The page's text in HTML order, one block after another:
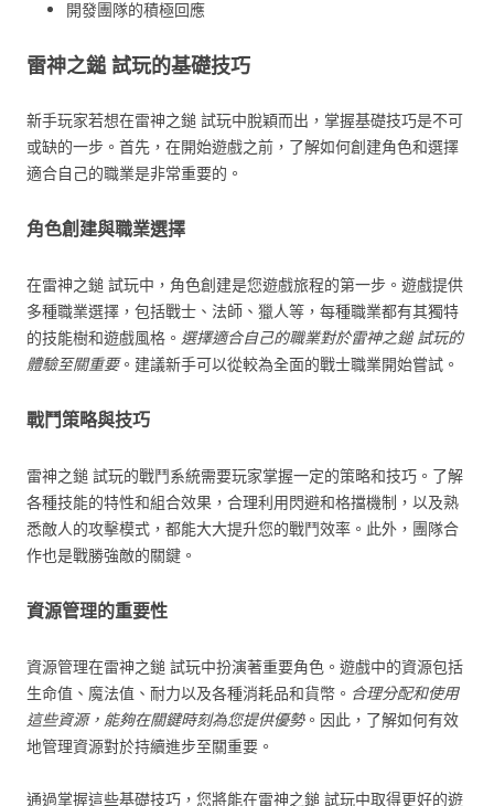
開發團隊的積極回應
雷神之鎚 試玩的基礎技巧
新手玩家若想在雷神之鎚 試玩中脫穎而出，掌握基礎技巧是不可
或缺的一步。首先，在開始遊戲之前，了解如何創建角色和選擇
適合自己的職業是非常重要的。
角色創建與職業選擇
在雷神之鎚 試玩中，角色創建是您遊戲旅程的第一步。遊戲提供
多種職業選擇，包括戰士、法師、獵人等，每種職業都有其獨特
的技能樹和遊戲風格。 選擇適合自己的職業對於雷神之鎚 試玩的
體驗至關重要。建議新手可以從較為全面的戰士職業開始嘗試。
戰鬥策略與技巧
雷神之鎚 試玩的戰鬥系統需要玩家掌握一定的策略和技巧。了解
各種技能的特性和組合效果，合理利用閃避和格擋機制，以及熟
悉敵人的攻擊模式，都能大大提升您的戰鬥效率。此外，團隊合
作也是戰勝強敵的關鍵。
資源管理的重要性
資源管理在雷神之鎚 試玩中扮演著重要角色。遊戲中的資源包括
生命值、魔法值、耐力以及各種消耗品和貨幣。 合理分配和使用
這些資源，能夠在關鍵時刻為您提供優勢。因此，了解如何有效
地管理資源對於持續進步至關重要。
通過掌握這些基礎技巧，您將能在雷神之鎚 試玩中取得更好的遊